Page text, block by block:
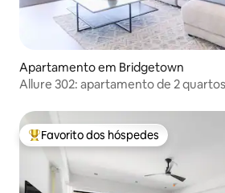
Apartamento em Bridgetown
Allure 302: apartamento de 2
Favoritos dos hóspedes mais
Favorito dos hóspedes